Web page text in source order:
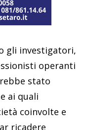
gli investigatori,
operanti
stato
ai quali
coinvolte e
ricadere